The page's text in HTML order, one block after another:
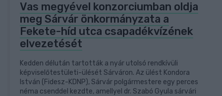
Vas megyével konzorciumban oldja
meg Sárvár önkormányzata a
Fekete-híd utca csapadékvízének
elvezetését
Kedden délután tartották a nyár utolsó rendkívüli
képviselőtestületi-ülését Sárváron. Az ülést Kondora
István (Fidesz-KDNP), Sárvár polgármestere egy perces
néma csenddel kezdte, amellyel dr. Szabó Gyula sárvári